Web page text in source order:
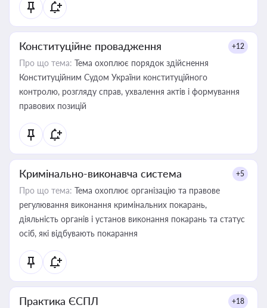
Конституційне провадження +12
Про що тема: Тема охоплює порядок здійснення
Конституційним Судом України конституційного
контролю, розгляду справ, ухвалення актів і формування
правових позицій
Кримінально-виконавча система +5
Про що тема: Тема охоплює організацію та правове
регулювання виконання кримінальних покарань,
діяльність органів і установ виконання покарань та статус
осіб, які відбувають покарання
Практика ЄСПЛ +18